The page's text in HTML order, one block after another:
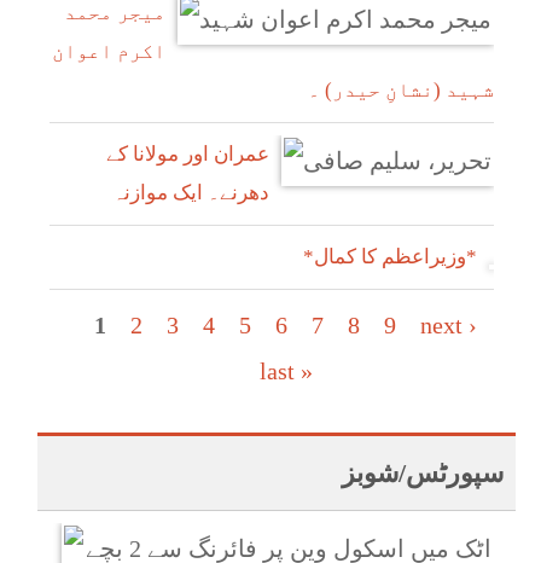
میجر محمد
اکرم اعوان
شہید (نشانِ حیدر) ۔
عمران اور مولانا کے
دھرنے۔ ایک موازنہ
*وزیراعظم کا کمال*
Pages
1 2 3 4 5 6 7 8 9
next ›
last »
سپورٹس/شوبز